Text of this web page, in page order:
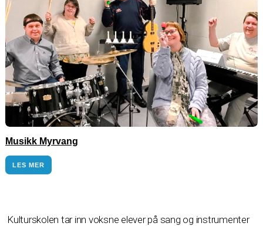
Musikk Myrvang
LES MER
Kulturskolen tar inn voksne elever på sang og instrumenter